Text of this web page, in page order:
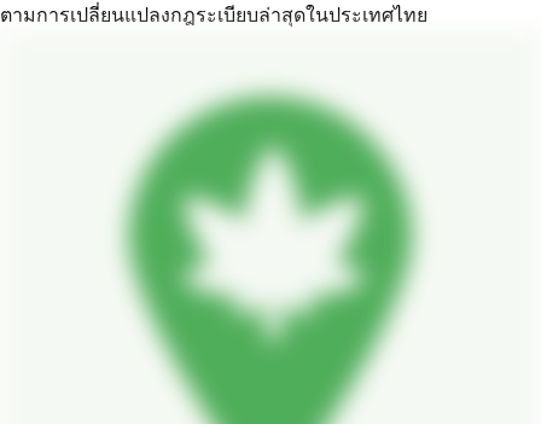
ตามการเปลี่ยนแปลงกฎระเบียบล่าสุดในประเทศไทย